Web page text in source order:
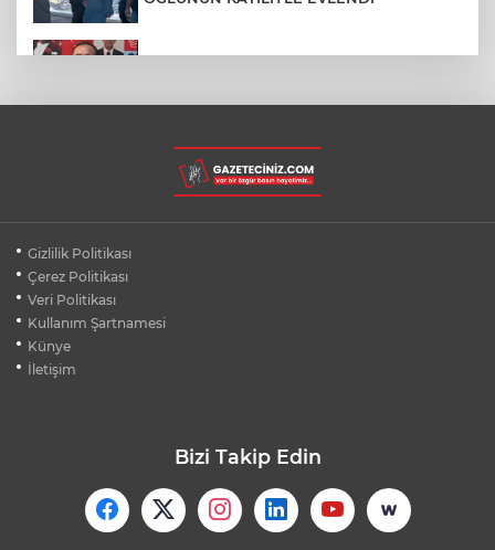
EZİLMEKTEN KURTARDIĞI YAVRU KEDİ
KENDİ ARACININ MOTORUNA GİRDİ
HALI SAHADA KLİMA KONFORU: 40
Gizlilik Politikası
Çerez Politikası
Veri Politikası
Kullanım Şartnamesi
Künye
İletişim
Bizi Takip Edin